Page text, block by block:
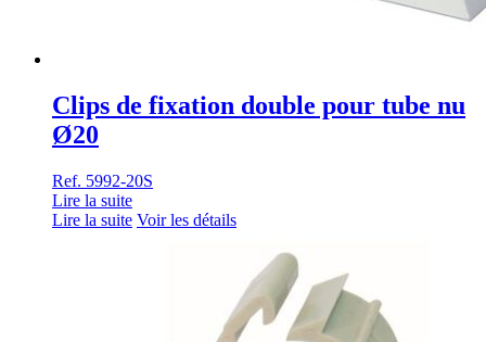
Clips de fixation double pour tube nu
Ø20
Ref. 5992-20S
Lire la suite
Lire la suite Voir les détails